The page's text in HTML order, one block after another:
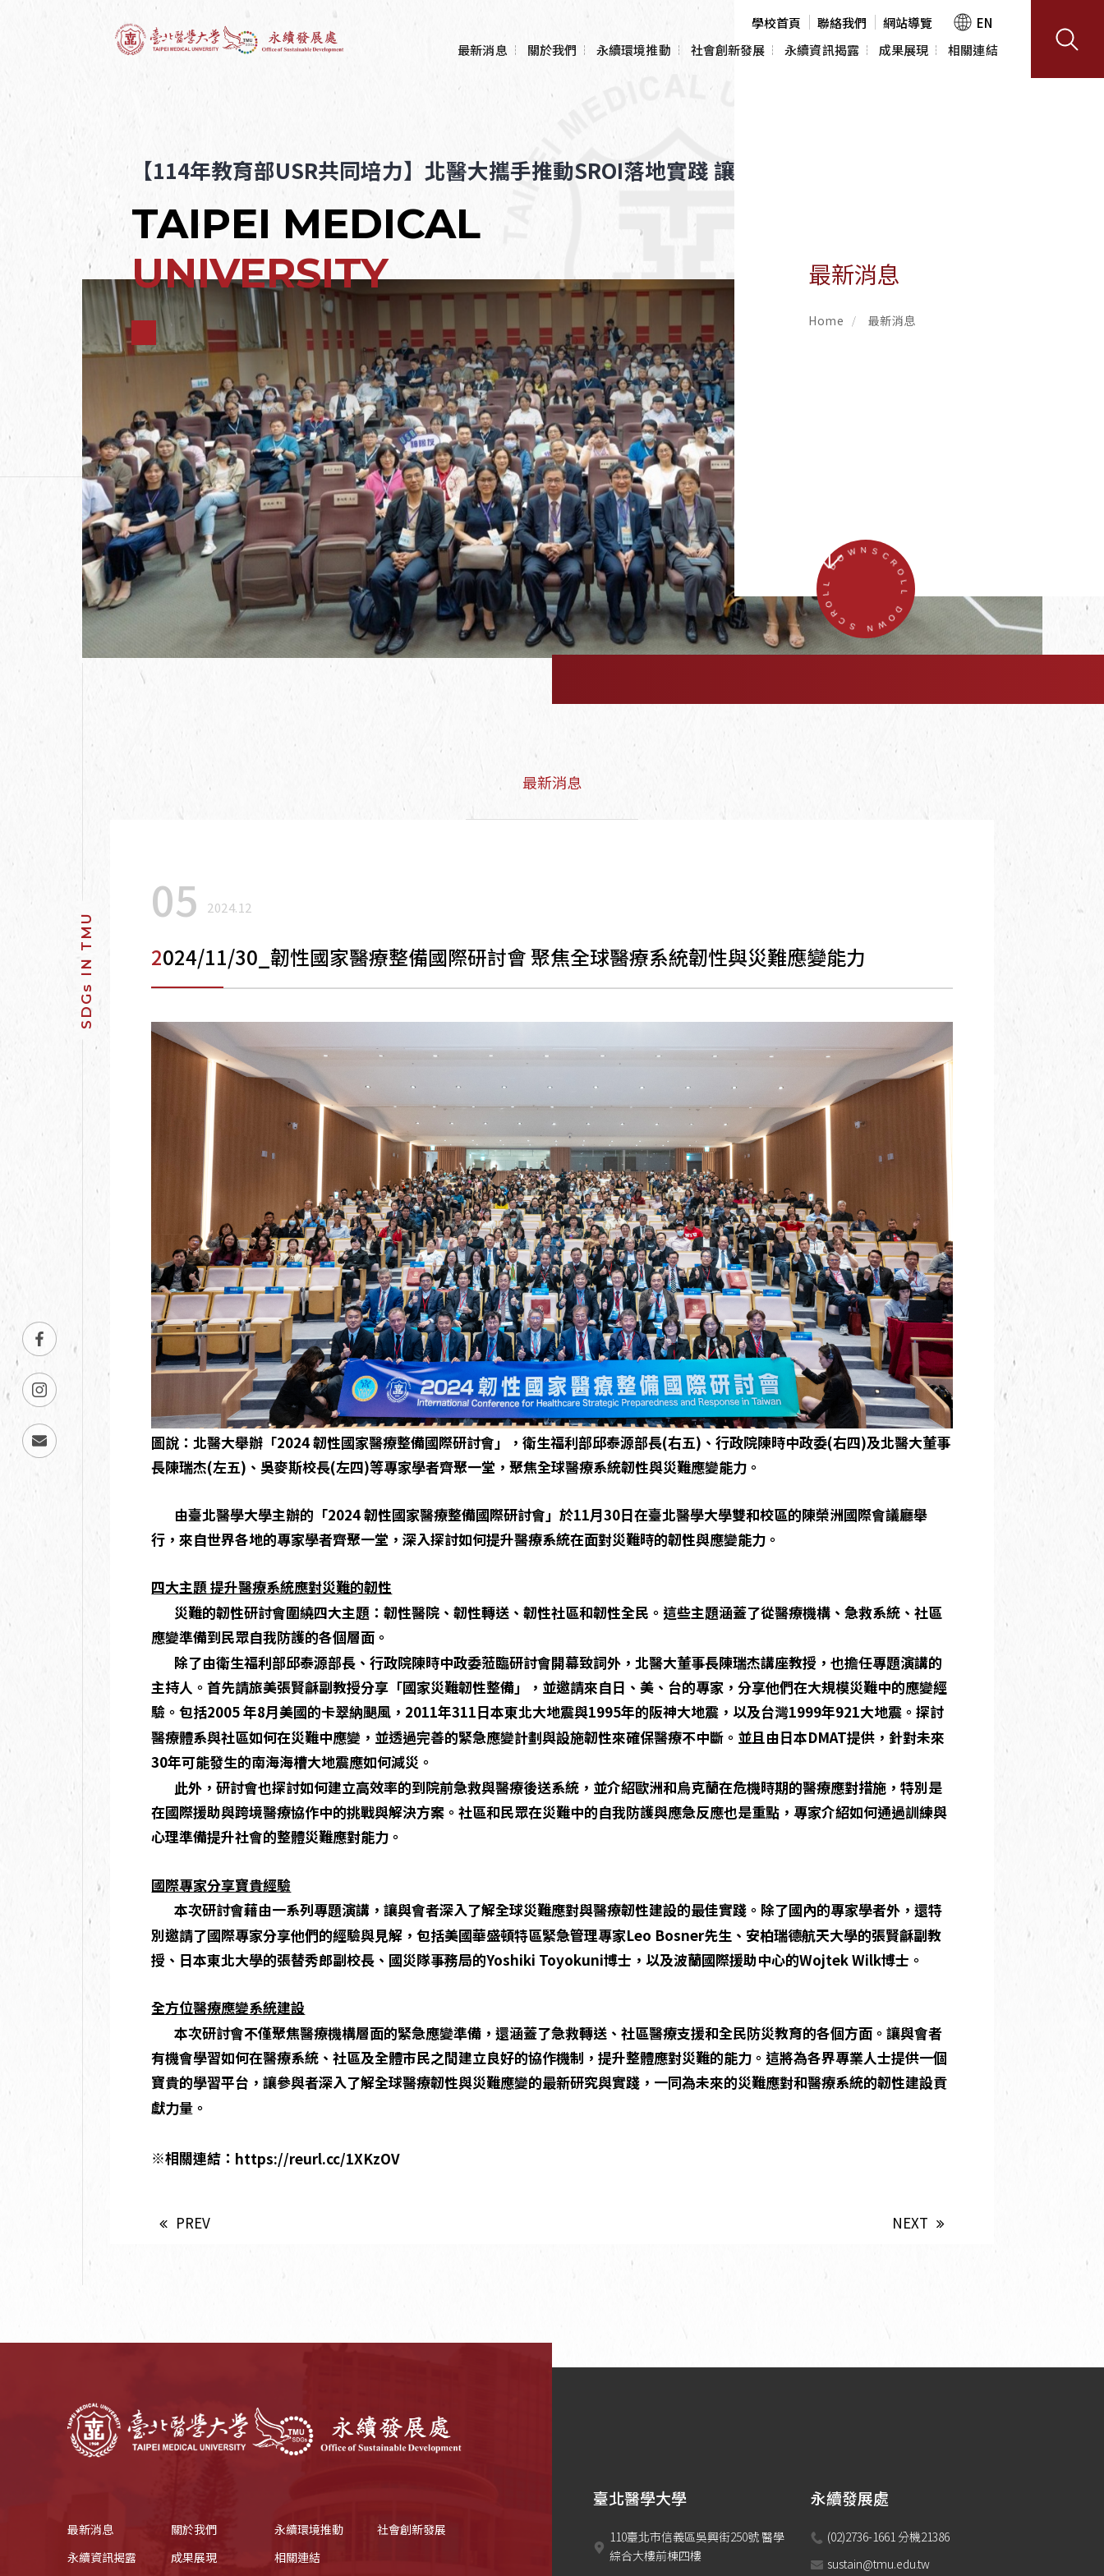
最新消息 關於我們
團隊成員
永續環境推動
綠色辦公室
社會創新發展
大學社會責任實踐
永續資訊揭露 成果展現 相關連結
學校首頁 聯絡我們 網站導覽 EN
【114年教育部USR共同培力】北醫大攜手推動SROI落地實踐 讓影響看得見
TAIPEI MEDICAL
UNIVERSITY
SCROLL DOWN SCROLL DOWN
最新消息
Home 最新消息
最新消息
05 2024.12
2024/11/30_韌性國家醫療整備國際研討會 聚焦全球醫療系統韌性與災難應變能力
圖說：北醫大舉辦「2024 韌性國家醫療整備國際研討會」，衛生福利部邱泰源部長(右五)、行政院陳時中政委(右四)及北醫大董事
長陳瑞杰(左五)、吳麥斯校長(左四)等專家學者齊聚一堂，聚焦全球醫療系統韌性與災難應變能力。
由臺北醫學大學主辦的「2024 韌性國家醫療整備國際研討會」於11月30日在臺北醫學大學雙和校區的陳榮洲國際會議廳舉
行，來自世界各地的專家學者齊聚一堂，深入探討如何提升醫療系統在面對災難時的韌性與應變能力。
四大主題 提升醫療系統應對災難的韌性
災難的韌性研討會圍繞四大主題：韌性醫院、韌性轉送、韌性社區和韌性全民。這些主題涵蓋了從醫療機構、急救系統、社區
應變準備到民眾自我防護的各個層面。
除了由衛生福利部邱泰源部長、行政院陳時中政委蒞臨研討會開幕致詞外，北醫大董事長陳瑞杰講座教授，也擔任專題演講的
主持人。首先請旅美張賢龢副教授分享「國家災難韌性整備」，並邀請來自日、美、台的專家，分享他們在大規模災難中的應變經
驗。包括2005 年8月美國的卡翠納颶風，2011年311日本東北大地震與1995年的阪神大地震，以及台灣1999年921大地震。探討
醫療體系與社區如何在災難中應變，並透過完善的緊急應變計劃與設施韌性來確保醫療不中斷。並且由日本DMAT提供，針對未來
30年可能發生的南海海槽大地震應如何減災。
此外，研討會也探討如何建立高效率的到院前急救與醫療後送系統，並介紹歐洲和烏克蘭在危機時期的醫療應對措施，特別是
在國際援助與跨境醫療協作中的挑戰與解決方案。社區和民眾在災難中的自我防護與應急反應也是重點，專家介紹如何通過訓練與
心理準備提升社會的整體災難應對能力。
國際專家分享寶貴經驗
本次研討會藉由一系列專題演講，讓與會者深入了解全球災難應對與醫療韌性建設的最佳實踐。除了國內的專家學者外，還特
別邀請了國際專家分享他們的經驗與見解，包括美國華盛頓特區緊急管理專家Leo Bosner先生、安柏瑞德航天大學的張賢龢副教
授、日本東北大學的張替秀郎副校長、國災隊事務局的Yoshiki Toyokuni博士，以及波蘭國際援助中心的Wojtek Wilk博士。
全方位醫療應變系統建設
本次研討會不僅聚焦醫療機構層面的緊急應變準備，還涵蓋了急救轉送、社區醫療支援和全民防災教育的各個方面。讓與會者
有機會學習如何在醫療系統、社區及全體市民之間建立良好的協作機制，提升整體應對災難的能力。這將為各界專業人士提供一個
寶貴的學習平台，讓參與者深入了解全球醫療韌性與災難應變的最新研究與實踐，一同為未來的災難應對和醫療系統的韌性建設貢
獻力量。
※相關連結： https://reurl.cc/1XKzOV
PREV NEXT
最新消息 關於我們 永續環境推動
社會創新發展
永續資訊揭露
成果展現 相關連結
臺北醫學大學
110臺北市信義區吳興街250號 醫學
綜合大樓前棟四樓
永續發展處
(02)2736-1661 分機21386
sustain@tmu.edu.tw